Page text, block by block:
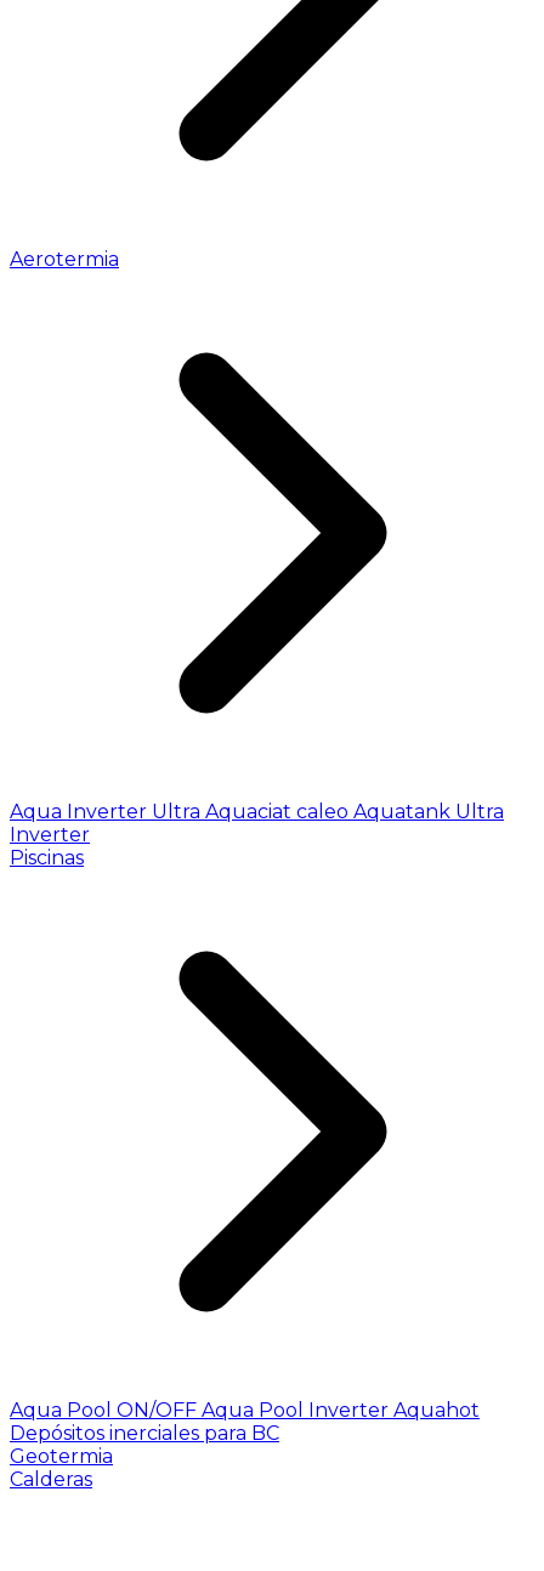
Aerotermia
Aqua Inverter Ultra Aquaciat caleo Aquatank Ultra
Inverter
Piscinas
Aqua Pool ON/OFF Aqua Pool Inverter Aquahot
Depósitos inerciales para BC
Geotermia
Calderas